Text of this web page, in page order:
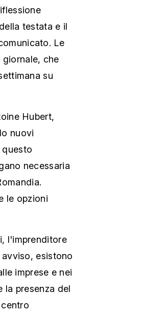
testata e il
Le
che
su
Hubert,
nuovi
necessaria
le opzioni
l'imprenditore
esistono
imprese e nei
la presenza del